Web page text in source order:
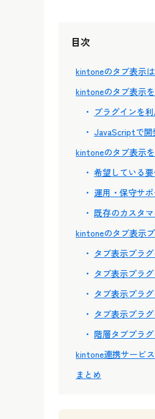
目次
kintoneのタブ表示
kintoneのタブ表示
プラグインを
JavaScriptで開
kintoneのタブ表示
希望している
運用・保守サ
既存のカスタ
kintoneのタブ表示
タブ表示プラ
タブ表示プラ
タブ表示プラ
タブ表示プラ
階層タブプラ
kintone連携サービ
まとめ